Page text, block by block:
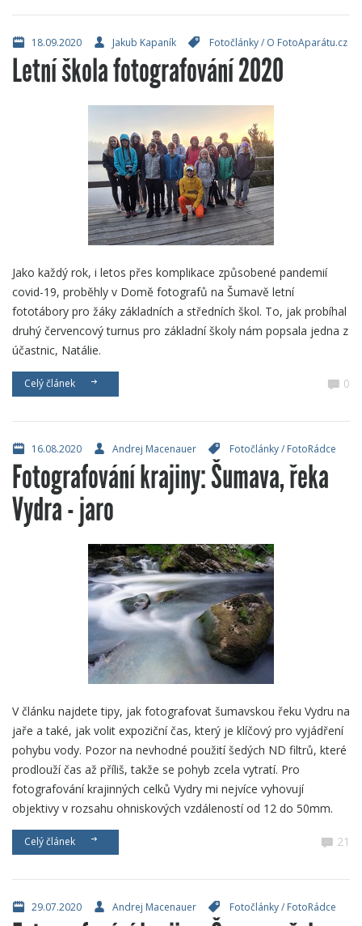
18.09.2020 Jakub Kapaník Fotočlánky/ O FotoAparátu.cz
Letní škola fotografování 2020
Jako každý rok, i letos přes komplikace způsobené pandemií
covid-19, proběhly v Domě fotografů na Šumavě letní
fototábory pro žáky základních a středních škol. To, jak probíhal
druhý červencový turnus pro základní školy nám popsala jedna z
účastnic, Natálie.
Celý článek 0
16.08.2020 Andrej Macenauer Fotočlánky/ FotoRádce
Fotografování krajiny: Šumava, řeka
Vydra - jaro
V článku najdete tipy, jak fotografovat šumavskou řeku Vydru na
jaře a také, jak volit expoziční čas, který je klíčový pro vyjádření
pohybu vody. Pozor na nevhodné použití šedých ND filtrů, které
prodlouží čas až příliš, takže se pohyb zcela vytratí. Pro
fotografování krajinných celků Vydry mi nejvíce vyhovují
objektivy v rozsahu ohniskových vzdáleností od 12 do 50mm.
Celý článek 21
29.07.2020 Andrej Macenauer Fotočlánky/ FotoRádce